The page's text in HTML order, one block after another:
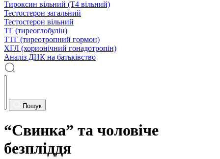
Тироксин вільний (Т4 вільний)
Тестостерон загальний
Тестостерон вільний
ТГ (тиреоглобулін)
ТТГ (тиреотропний гормон)
ХГЛ (хорионічний гонадотропін)
Аналіз ДНК на батьківство
Пошук
“Свинка” та чоловіче
безпліддя